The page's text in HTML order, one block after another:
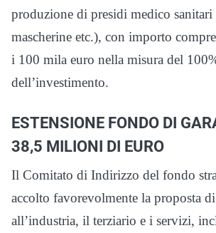
produzione di presidi medico sanitari
mascherine etc.), con importo
i 100 mila euro nella misura del
dell’investimento.
ESTENSIONE FONDO DI
38,5 MILIONI DI EURO
Il Comitato di Indirizzo del fondo
accolto favorevolmente la proposta di
all’industria, il terziario e i servizi,